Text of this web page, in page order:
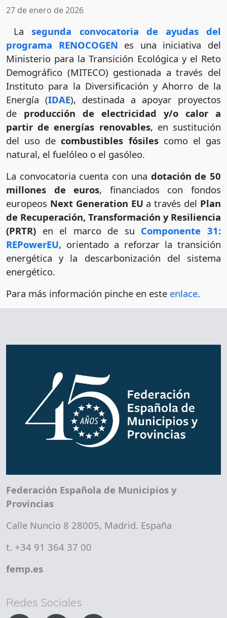
27 de enero de 2026
Lasegunda convocatoria de ayudas del
programa RENOCOGEN es una iniciativa del
Ministerio para la Transición Ecológica y el Reto
Demográfico (MITECO) gestionada a través del
Instituto para la Diversificación y Ahorro de la
Energía (IDAE), destinada a apoyar proyectos
de producción de electricidad y/o calor a
partir de energías renovables, en sustitución
del uso decombustibles fósilescomo el gas
natural, el fuelóleo o el gasóleo.
La convocatoria cuenta con una dotación de 50
millones de euros, financiados con fondos
europeos Next Generation EU a través del Plan
de Recuperación, Transformación y Resiliencia
(PRTR) en el marco de su Componente 31:
REPowerEU, orientado a reforzar la transición
energética y la descarbonización del sistema
energético.
Para más información pinche en este enlace.
Federación Española de Municipios y
Provincias
Calle Nuncio 8 28005, Madrid. España
t. +34 91 364 37 00
femp.es
Redes Sociales